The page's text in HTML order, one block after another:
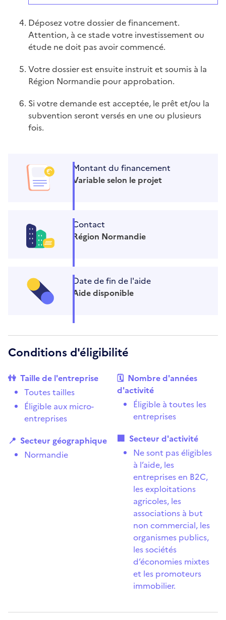
Déposez votre dossier de financement.
Attention, à ce stade votre investissement ou
étude ne doit pas avoir commencé.
Votre dossier est ensuite instruit et soumis à la
Région Normandie pour approbation.
Si votre demande est acceptée, le prêt et/ou la
subvention seront versés en une ou plusieurs
fois.
Montant du financement
Variable selon le projet
Contact
Région Normandie
Date de fin de l'aide
Aide disponible
Conditions d'éligibilité
👫 Taille de l'entreprise
Toutes tailles
Éligible aux micro-
entreprises
📍 Secteur géographique
Normandie
🗓 Nombre d'années
d'activité
Éligible à toutes les
entreprises
🏢 Secteur d'activité
Ne sont pas éligibles
à l’aide, les
entreprises en B2C,
les exploitations
agricoles, les
associations à but
non commercial, les
organismes publics,
les sociétés
d’économies mixtes
et les promoteurs
immobilier.